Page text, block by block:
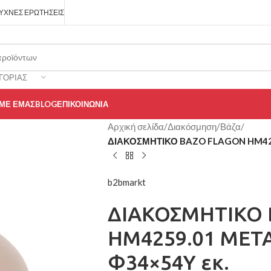
ΕΡΩΤΉΣΕΙΣ
ΕΜΆΣBLOGΕΠΙΚΟΙΝΩΝΊΑ
Αρχική σελίδα/Διακόσμηση/Βάζα/
ΔΙΑΚΟΣΜΗΤΙΚΟ BAZO FLAGON
b2bmarkt
ΔΙΑΚΟΣΜΗΤΙΚΟ
HM4259.01
Φ34×54Υ εκ.